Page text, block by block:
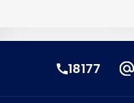
18177